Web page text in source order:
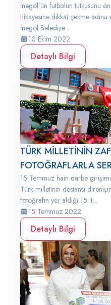
İnegöl’ün futbolun tutkusunu
hikayesine dikkat çekme
İnegöl Belediye...
10 Ekim 2022
Detaylı Bilgi
TÜRK MİLLETİNİN
FOTOĞRAFLARLA
15 Temmuz hain darbe
Türk milletinin destansı
fotoğrafın yer aldığı 15 T...
15 Temmuz 2022
Detaylı Bilgi